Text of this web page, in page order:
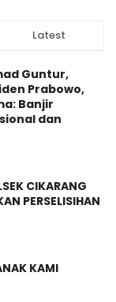
Latest
Guntur,
Prabowo,
Banjir
dan
CIKARANG
PERSELISIHAN
KAMI